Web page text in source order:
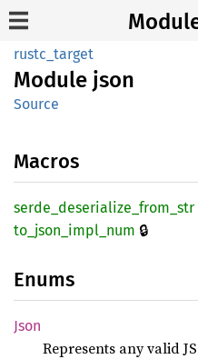
rustc_target
Module json
Source
Macros
serde_ deserialize_ from_ str
to_ json_ impl_ num 🔒
Enums
Json
Represents any valid